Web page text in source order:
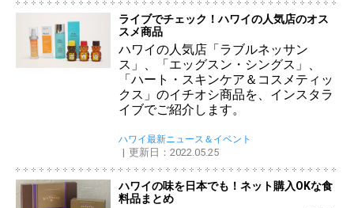
ライブでチェック！ハワイの人気店のオス
スメ商品
ハワイの人気店「ラブルネッサン
ス」、「エッグスン・シングス」、
「ハート・スキンケア＆コスメティッ
クス」のイチオシ商品を、インスタラ
イブでご紹介します。
ハワイ最新ニュース＆イベント
更新日：2022.05.25
ハワイの味を日本でも！ネット購入OKな食
料品まとめ